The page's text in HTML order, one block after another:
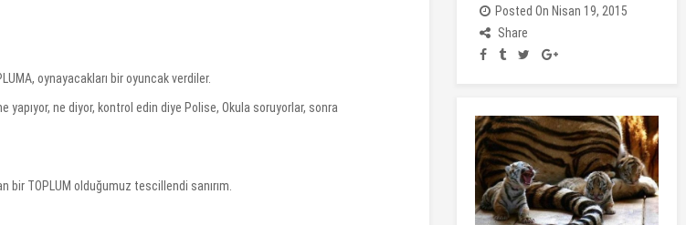
oynayacakları bir oyuncak verdiler.
yapıyor, ne diyor, kontrol edin diye Polise, Okula soruyorlar, sonra
bir TOPLUM olduğumuz tescillendi sanırım.
Posted On Nisan 19, 2015
Share